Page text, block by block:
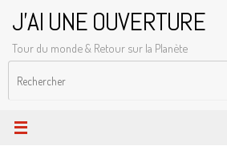
contenu
J'AI UNE OUVERTURE
Tour du monde & Retour sur la Planète